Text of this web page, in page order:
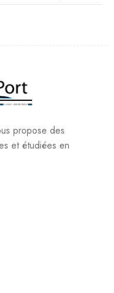
propose des
et étudiées en